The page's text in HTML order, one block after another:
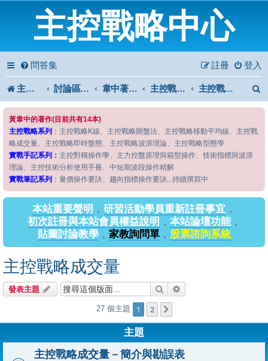
主控戰略中心
問答集 登入
註冊
主控戰略中心 討論區首頁 韋中著作問答區 主控戰略系列 主控戰略成交量
黃韋中的著作(目前共有14本)
主控戰略系列 ：主控戰略K線、主控戰略開盤法、主控戰略移動平均線、主控戰
略成交量、主控戰略即時盤態、主控戰略波浪理論、主控戰略型態學
實戰手記系列： 主控對稱操作學、主力控盤原理與箱型操作、技術指標與波浪
理論、主控技術分析使用手冊、中短期波段操作精解
實戰筆記系列 ：量價操作要訣、趨向指標操作要訣...持續撰寫中
本站重要聲明 ， 研習活動學員重新註冊事宜 ，
初次註冊與本站會員權益說明 ， 本站論壇功能，
貼圖討論教學， 家教詢問單， 股票諮詢系統
主控戰略成交量
發表主題 搜尋
27 個主題 1 2
主題
主控戰略成交量－簡介與勘誤表